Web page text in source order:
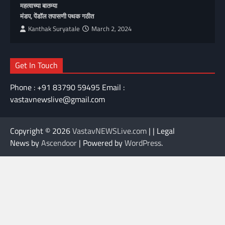
महत्वाच्या बातम्या
मंडप, पेंडॉल तपासणी पथक गठीत
Kanthak Suryatale March 2, 2024
Get In Touch
Phone : +91 83790 59495 Email :
vastavnewslive@gmail.com
Copyright © 2026VastavNEWSLive.com | | Legal
News byAscendoor | Powered byWordPress.